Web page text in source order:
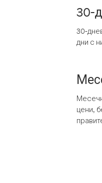
30-
30-
дни с
цени,